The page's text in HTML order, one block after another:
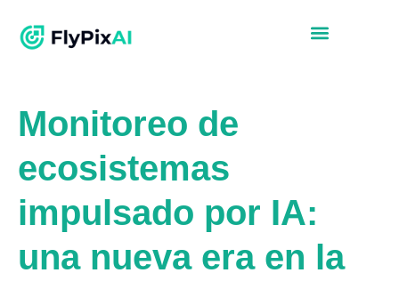
Monitoreo de
ecosistemas
impulsado por IA:
una nueva era en la